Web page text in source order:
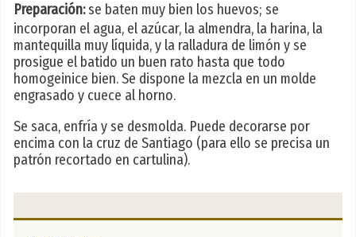
Preparación:se baten muy bien los huevos; se
incorporan el agua, el azúcar, la almendra, la harina, la
mantequilla muy líquida, y la ralladura de limón y se
prosigue el batido un buen rato hasta que todo
homogeinice bien. Se dispone la mezcla en un molde
engrasado y cuece al horno.
Se saca, enfría y se desmolda. Puede decorarse por
encima con la cruz de Santiago (para ello se precisa un
patrón recortado en cartulina).